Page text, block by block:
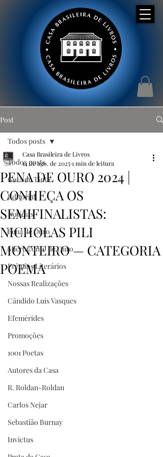
Post
Todos posts
Gota de Tinta
Editorial
Notícias
Pena de Ouro
MicroConto de Ouro
Prêmios Literários
Nossas Realizações
Cândido Luís Vasques
Efemérides
Promoções
1001 Poetas
Autores da Casa
R. Roldan-Roldan
Carlos Nejar
Sebastião Burnay
Invictus
Todos posts
PENA DE OURO 2024 |
CONHEÇA OS
SEMIFINALISTAS:
NICHOLAS PILI
MONTEIRO — CATEGORIA
POEMA
Casa Brasileira de Livros
14 de ago. de 20251 min de leitura